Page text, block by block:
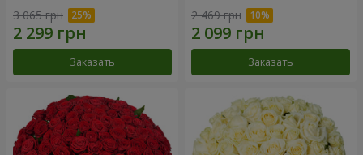
3 065 грн
Заказать
2 469 грн
Заказать